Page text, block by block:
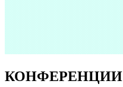
КОНФЕРЕНЦИИ